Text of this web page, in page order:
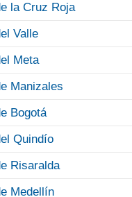
la Cruz Roja
Valle
Meta
Manizales
Bogotá
Quindío
Risaralda
Medellín